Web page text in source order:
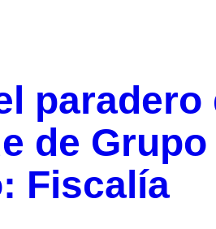
paradero
de Grupo
Fiscalía